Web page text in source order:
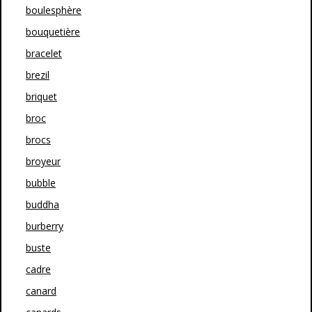
boulesphère
bouquetière
bracelet
brezil
briquet
broc
brocs
broyeur
bubble
buddha
burberry
buste
cadre
canard